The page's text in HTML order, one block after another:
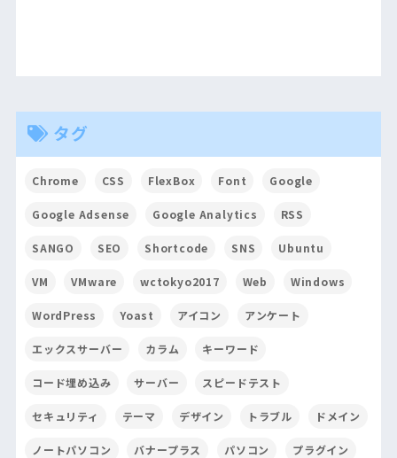
タグ
Chrome CSS FlexBox Font Google
Google Adsense Google Analytics RSS
SANGO SEO Shortcode SNS Ubuntu
VM VMware wctokyo2017 Web Windows
WordPress Yoast アイコン アンケート
エックスサーバー カラム キーワード
コード埋め込み サーバー スピードテスト
セキュリティ テーマ デザイン トラブル ドメイン
ノートパソコン バナープラス パソコン プラグイン